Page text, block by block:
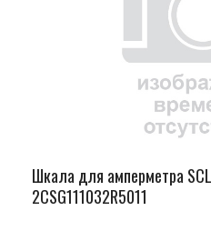
Шкала для амперметра
2CSG111032R5011